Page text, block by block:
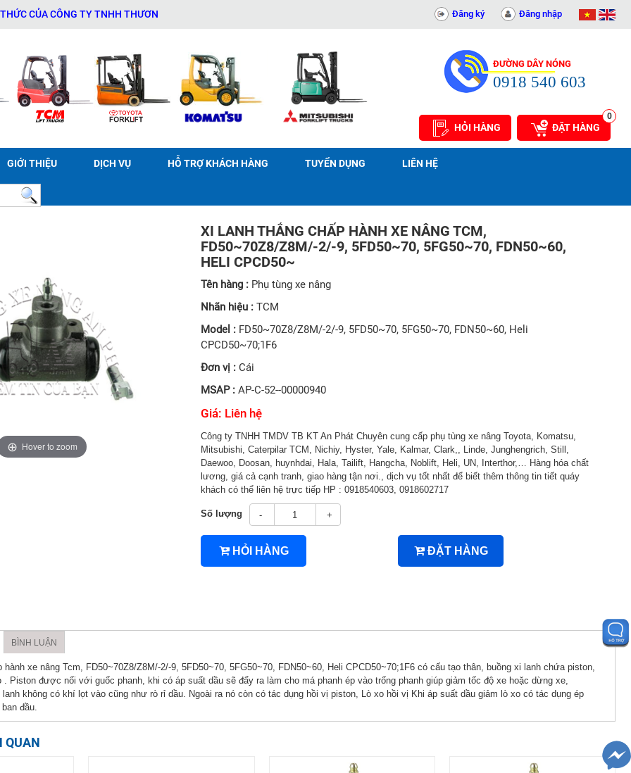
CỦA CÔNG TY TNHH THƯƠNG MẠI DỊCH VỤ THIẾT BỊ KỸ THUẬT AN PHÁT - 0311414081 Đăng ký Đăng nhập
ĐƯỜNG DÂY NÓNG
0918 540 603
HỎI HÀNG ĐẶT HÀNG
0
GIỚI THIỆU DỊCH VỤ HỖ TRỢ KHÁCH HÀNG TUYỂN DỤNG LIÊN HỆ
4TNV98
Hover to zoom
XI LANH THẮNG CHẤP HÀNH XE NÂNG TCM,
FD50~70Z8/Z8M/-2/-9, 5FD50~70, 5FG50~70, FDN50~60,
HELI CPCD50~
Tên hàng : Phụ tùng xe nâng
Nhãn hiệu : TCM
Model : FD50~70Z8/Z8M/-2/-9, 5FD50~70, 5FG50~70, FDN50~60, Heli
CPCD50~70;1F6
Đơn vị : Cái
MSAP : AP-C-52--00000940
Giá: Liên hệ
Công ty TNHH TMDV TB KT An Phát Chuyên cung cấp phụ tùng xe nâng Toyota, Komatsu,
Mitsubishi, Caterpilar TCM, Nichiy, Hyster, Yale, Kalmar, Clark,, Linde, Junghengrich, Still,
Daewoo, Doosan, huynhdai, Hala, Tailift, Hangcha, Noblift, Heli, UN, Interthor,… Hàng hóa chất
lương, giá cả cạnh tranh, giao hàng tận nơi., dịch vụ tốt nhất để biết thêm thông tin tiết quáy
khách có thể liên hệ trực tiếp HP : 0918540603, 0918602717
Số lượng - +
HỎI HÀNG ĐẶT HÀNG
BÌNH LUẬN
hành xe nâng Tcm, FD50~70Z8/Z8M/-2/-9, 5FD50~70, 5FG50~70, FDN50~60, Heli CPCD50~70;1F6 có cấu tạo thân, buồng xi lanh chứa piston,
. Piston được nối với guốc phanh, khi có áp suất dầu sẽ đẩy ra làm cho má phanh ép vào trống phanh giúp giảm tốc độ xe hoặc dừng xe,
không có khí lọt vào cũng như rò rỉ dầu. Ngoài ra nó còn có tác dụng hồi vị piston, Lò xo hồi vị Khi áp suất dầu giảm lò xo có tác dụng ép
đầu.
QUAN